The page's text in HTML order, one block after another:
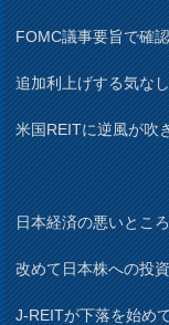
FOMC議事要旨で確
追加利上げする気な
米国REITに逆風が吹
日本経済の悪いとこ
改めて日本株への投
J-REITが下落を始め